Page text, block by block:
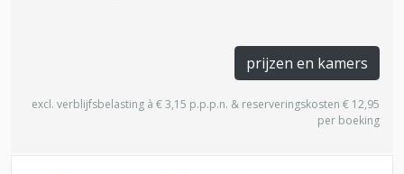
prijzen en kamers
excl. verblijfsbelasting à € 3,15 p.p.p.n. & reserveringskosten € 12,95
per boeking